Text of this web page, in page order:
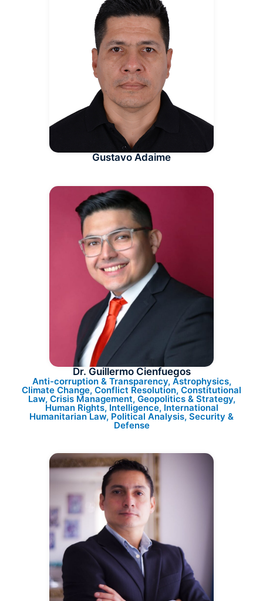
Gustavo Adaime
Dr. Guillermo Cienfuegos
Anti-corruption & Transparency, Astrophysics,
Climate Change, Conflict Resolution, Constitutional
Law, Crisis Management, Geopolitics & Strategy,
Human Rights, Intelligence, International
Humanitarian Law, Political Analysis, Security &
Defense